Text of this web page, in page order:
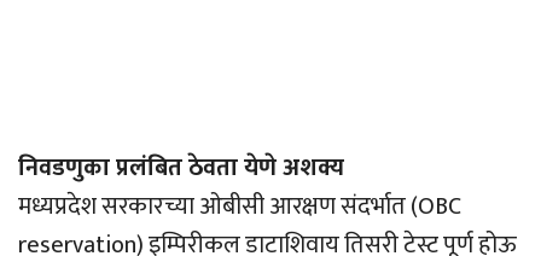
निवडणुका प्रलंबित ठेवता येणे अशक्य
मध्यप्रदेश सरकारच्या ओबीसी आरक्षण संदर्भात (OBC
reservation) इम्पिरीकल डाटाशिवाय तिसरी टेस्ट पूर्ण होऊ